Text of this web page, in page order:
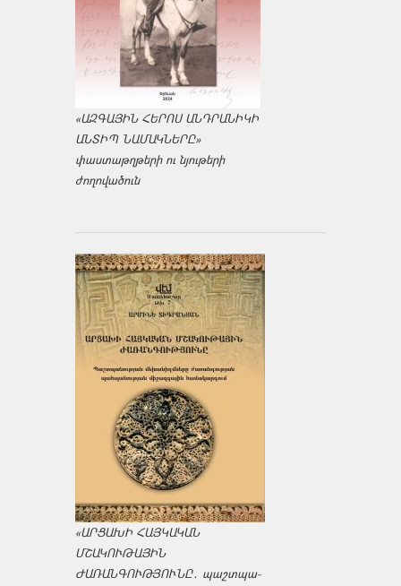
«ԱԶԳԱՅԻՆ ՀԵՐՈՍ ԱՆԴՐԱՆԻԿԻ
ԱՆՏԻՊ ՆԱՄԱԿՆԵՐԸ»
փաստաթղթերի ու նյութերի
ժողովածուն
«ԱՐՑԱԽԻ ՀԱՅԿԱԿԱՆ
ՄՇԱԿՈՒԹԱՅԻՆ
ԺԱՌԱՆԳՈՒԹՅՈՒՆԸ․ պաշտպա­